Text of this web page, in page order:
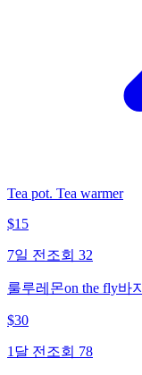
Tea pot. Tea warmer
$15
7일 전 조회 32
룰루레몬on the fly바지
$30
1달 전 조회 78